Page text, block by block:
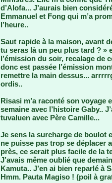
d’Alofa... J’aurais bien
Emmanuel et Fong qui m’a
l’heure..
Saut rapide à la maison, avant
tu seras là un peu plus tard ? »
l’émission du soir, recalage de
donc est passée l’émission
remettre la main dessus...
ordis..
Risasi m’a raconté son voyage
semaine avec l’histoire Gaby..
tuvaluen avec Père Camille...
Je sens la surcharge de boulot
ne puisse pas trop se déplacer
près, ce serait plus facile de la
J’avais même oublié que
Kamuta.. J’en ai bien reparlé à
Hmm. Pauta Magiso ! (poil à